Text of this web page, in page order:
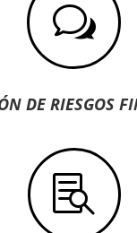
w
DE RIESGOS
